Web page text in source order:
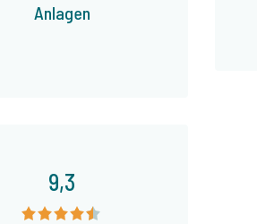
Anlagen
9,3